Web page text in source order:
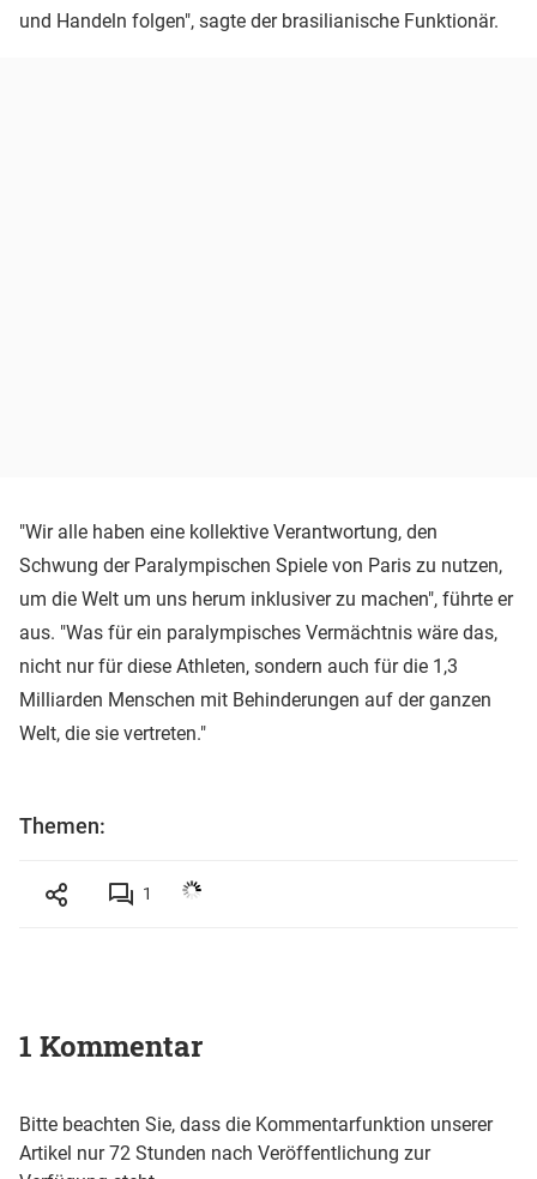
und Handeln folgen", sagte der brasilianische Funktionär.
"Wir alle haben eine kollektive Verantwortung, den
Schwung der Paralympischen Spiele von Paris zu nutzen,
um die Welt um uns herum inklusiver zu machen", führte er
aus. "Was für ein paralympisches Vermächtnis wäre das,
nicht nur für diese Athleten, sondern auch für die 1,3
Milliarden Menschen mit Behinderungen auf der ganzen
Welt, die sie vertreten."
Themen:
1
1 Kommentar
Bitte beachten Sie, dass die Kommentarfunktion unserer
Artikel nur 72 Stunden nach Veröffentlichung zur